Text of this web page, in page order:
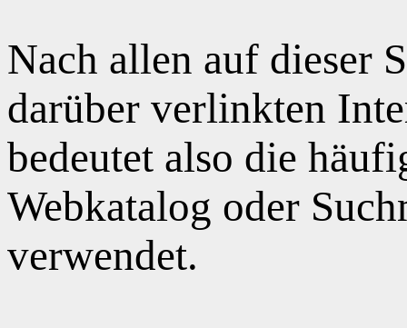
Nach allen auf dieser
darüber verlinkten
bedeutet also die
Webkatalog oder
verwendet.